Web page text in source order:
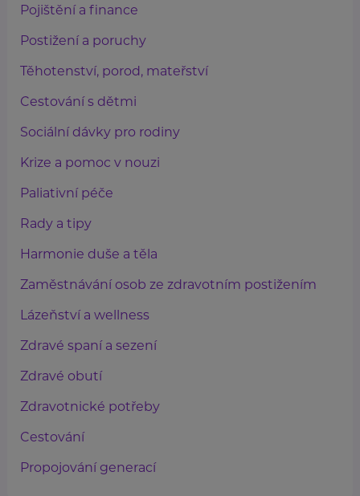
Pojištění a finance
Postižení a poruchy
Těhotenství, porod, mateřství
Cestování s dětmi
Sociální dávky pro rodiny
Krize a pomoc v nouzi
Paliativní péče
Rady a tipy
Harmonie duše a těla
Zaměstnávání osob ze zdravotním postižením
Lázeňství a wellness
Zdravé spaní a sezení
Zdravé obutí
Zdravotnické potřeby
Cestování
Propojování generací